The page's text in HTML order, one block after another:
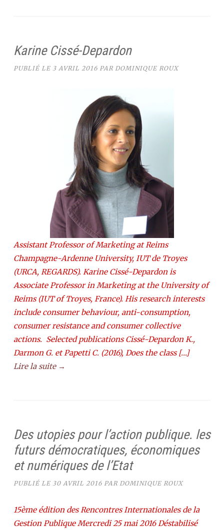
Karine Cissé-Depardon
PUBLIÉ LE 3 AVRIL 2016 PAR DOMINIQUE ROUX
Assistant Professor of Marketing at Reims
Champagne-Ardenne University, IUT de Troyes
(URCA, REGARDS). Karine Cissé-Depardon is
Associate Professor in Marketing at the University of
Reims (IUT of Troyes, France). His research interests
include consumer behaviour, anti-consumption,
consumer resistance and consumer collective
actions. Selected publications Cissé-Depardon K.,
Darmon G. et Papetti C. (2016), Does the class […]
Lire la suite →
Des utopies pour l’action publique. les
futurs démocratiques, économiques
et numériques de l’Etat
PUBLIÉ LE 30 AVRIL 2016 PAR DOMINIQUE ROUX
15ème édition des Rencontres Internationales de la
Gestion Publique Mercredi 25 mai 2016 Déstabilisé